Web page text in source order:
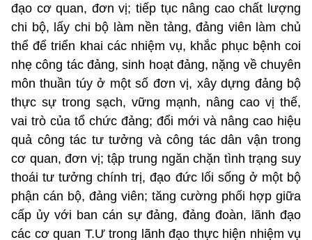
đạo cơ quan, đơn vị; tiếp tục nâng cao chất lượng
chi bộ, lấy chi bộ làm nền tảng, đảng viên làm chủ
thể để triển khai các nhiệm vụ, khắc phục bệnh coi
nhẹ công tác đảng, sinh hoạt đảng, nặng về chuyên
môn thuần túy ở một số đơn vị, xây dựng đảng bộ
thực sự trong sạch, vững mạnh, nâng cao vị thế,
vai trò của tổ chức đảng; đổi mới và nâng cao hiệu
quả công tác tư tưởng và công tác dân vận trong
cơ quan, đơn vị; tập trung ngăn chặn tình trạng suy
thoái tư tưởng chính trị, đạo đức lối sống ở một bộ
phận cán bộ, đảng viên; tăng cường phối hợp giữa
cấp ủy với ban cán sự đảng, đảng đoàn, lãnh đạo
các cơ quan T.Ư trong lãnh đạo thực hiện nhiệm vụ